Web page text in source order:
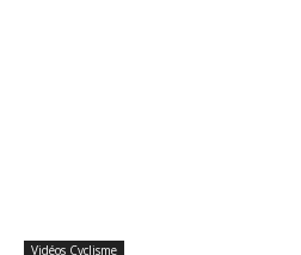
Vidéos Cyclisme